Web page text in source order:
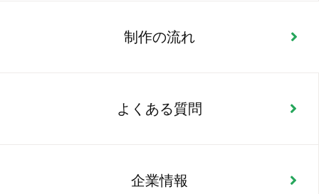
制作の流れ
よくある質問
企業情報